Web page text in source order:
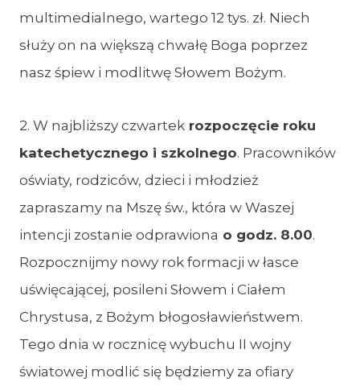
multimedialnego, wartego 12 tys. zł. Niech
służy on na większą chwałę Boga poprzez
nasz śpiew i modlitwę Słowem Bożym.
2. W najbliższy czwartek rozpoczęcie roku
katechetycznego i szkolnego. Pracowników
oświaty, rodziców, dzieci i młodzież
zapraszamy na Mszę św., która w Waszej
intencji zostanie odprawiona o godz. 8.00.
Rozpocznijmy nowy rok formacji w łasce
uświęcającej, posileni Słowem i Ciałem
Chrystusa, z Bożym błogosławieństwem.
Tego dnia w rocznicę wybuchu II wojny
światowej modlić się będziemy za ofiary